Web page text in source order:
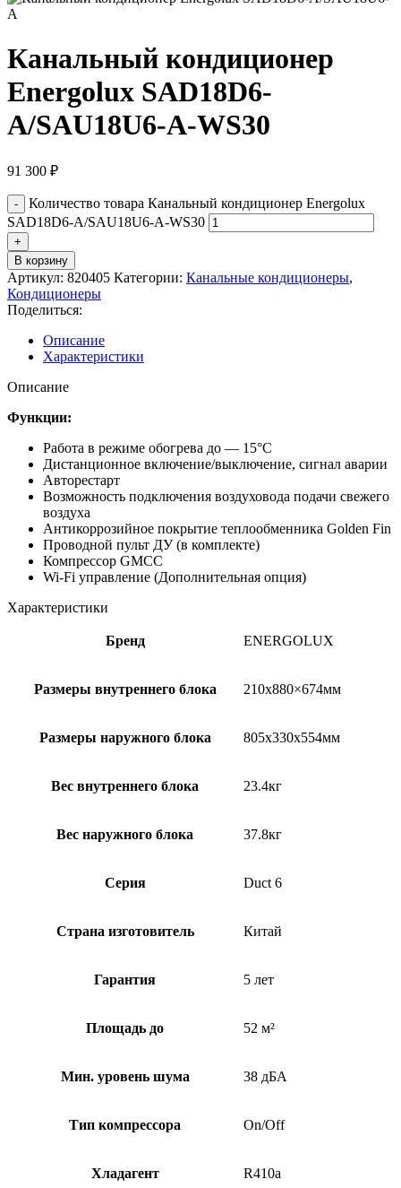
Канальный кондиционер
Energolux SAD18D6-
A/SAU18U6-A-WS30
91 300 ₽
Количество товара Канальный кондиционер Energolux
SAD18D6-A/SAU18U6-A-WS30
В корзину
Артикул: 820405 Категории: Канальные кондиционеры,
Кондиционеры
Поделиться:
Описание
Характеристики
Описание
Функции:
Работа в режиме обогрева до — 15°C
Дистанционное включение/выключение, сигнал аварии
Авторестарт
Возможность подключения воздуховода подачи свежего
воздуха
Антикоррозийное покрытие теплообменника Golden Fin
Проводной пульт ДУ (в комплекте)
Компрессор GMCC
Wi-Fi управление (Дополнительная опция)
Характеристики
Бренд ENERGOLUX
Размеры внутреннего блока 210х880×674мм
Размеры наружного блока 805x330x554мм
Вес внутреннего блока 23.4кг
Вес наружного блока 37.8кг
Серия Duct 6
Страна изготовитель Китай
Гарантия 5 лет
Площадь до 52 м²
Мин. уровень шума 38 дБА
Тип компрессора On/Off
Хладагент R410a